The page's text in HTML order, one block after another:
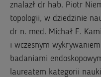
znalazł dr hab. Piotr
topologii, w dziedzinie
dr n. med. Michał F.
i wczesnym
badaniami
laureatem kategorii